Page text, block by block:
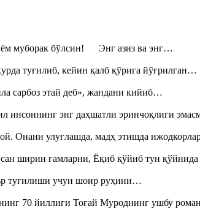
муборак бўлсин! Энг азиз ва энг…
туғилиб, кейин қалб қўрига йўғрилган…
сарбоз этай деб», жандани кийиб…
инсоннинг энг даҳшатли эринчоқлиги
Онани улуғлашда, мадҳ этишда
ширин ғамларни, Ёқиб қўйиб тун
туғилиши учун шоир руҳини…
70 йиллиги Тоғай Муроднинг ушбу